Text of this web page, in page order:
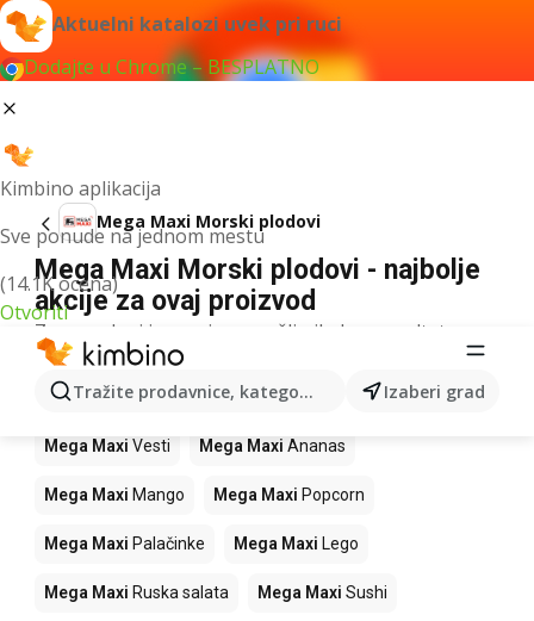
Aktuelni katalozi uvek pri ruci
Dodajte u Chrome – BESPLATNO
Kimbino aplikacija
Sve ponude na jednom mestu
(14.1K ocena)
Otvoriti
Tražite prodavnice, kategorije, proizvode...Izaberi grad
Mega Maxi Morski plodovi
Mega Maxi Morski plodovi - najbolje
akcije za ovaj proizvod
Za navedeni izraz nismo našli nikakav rezultat.
Drugi proizvodi u prodavnicama Mega
Maxi
Mega Maxi Vesti Mega Maxi Ananas
Mega Maxi Mango Mega Maxi Popcorn
Mega Maxi Palačinke Mega Maxi Lego
Mega Maxi Ruska salata Mega Maxi Sushi